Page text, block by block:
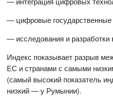
— цифровые государственные
— исследования и разработки
Индекс показывает разрыв
ЕС и странами с самыми
(самый высокий показатель
низкий — у Румынии).